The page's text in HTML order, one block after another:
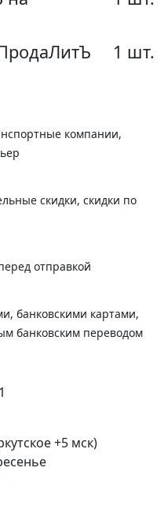
1 шт.
компании,
скидки, скидки по
отправкой
банковскими картами,
банковским переводом
+5 мск)